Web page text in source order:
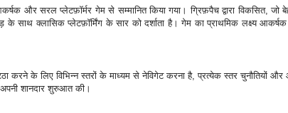
और सरल प्लेटफ़ॉर्मर गेम से सम्मानित किया गया। ग्रिफ़पैच द्वारा विकसित, जो
क्लासिक प्लेटफ़ॉर्मिंग के सार को दर्शाता है। गेम का प्राथमिक लक्ष्य
करने के लिए विभिन्न स्तरों के माध्यम से नेविगेट करना है, प्रत्येक स्तर चुनौतियों
शानदार शुरुआत की।